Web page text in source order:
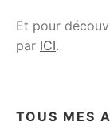
Et pour
par ICI.
TOUS MES